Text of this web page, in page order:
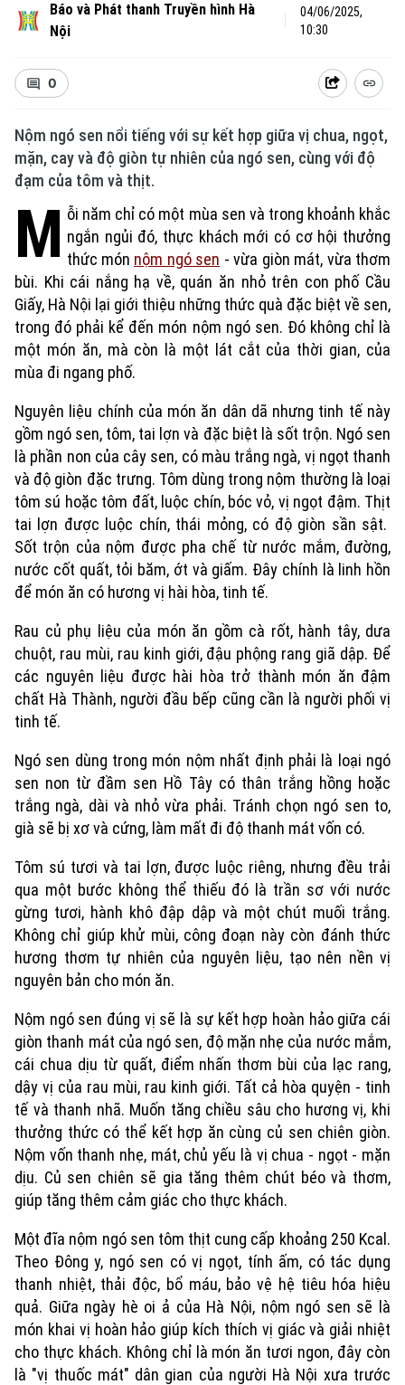
Xu hướng
Báo và Phát thanh Truyền hình Hà
Nội
04/06/2025,
10:30
0
Nộm ngó sen nổi tiếng với sự kết hợp giữa vị chua, ngọt,
mặn, cay và độ giòn tự nhiên của ngó sen, cùng với độ
đạm của tôm và thịt.
M ỗi năm chỉ có một mùa sen và trong khoảnh khắc
ngắn ngủi đó, thực khách mới có cơ hội thưởng
thức món nộm ngó sen - vừa giòn mát, vừa thơm
bùi. Khi cái nắng hạ về, quán ăn nhỏ trên con phố Cầu
Giấy, Hà Nội lại giới thiệu những thức quà đặc biệt về sen,
trong đó phải kể đến món nộm ngó sen. Đó không chỉ là
một món ăn, mà còn là một lát cắt của thời gian, của
mùa đi ngang phố.
Nguyên liệu chính của món ăn dân dã nhưng tinh tế này
gồm ngó sen, tôm, tai lợn và đặc biệt là sốt trộn. Ngó sen
là phần non của cây sen, có màu trắng ngà, vị ngọt thanh
và độ giòn đặc trưng. Tôm dùng trong nộm thường là loại
tôm sú hoặc tôm đất, luộc chín, bóc vỏ, vị ngọt đậm. Thịt
tai lợn được luộc chín, thái mỏng, có độ giòn sần sật.
Sốt trộn của nộm được pha chế từ nước mắm, đường,
nước cốt quất, tỏi băm, ớt và giấm. Đây chính là linh hồn
để món ăn có hương vị hài hòa, tinh tế.
Rau củ phụ liệu của món ăn gồm cà rốt, hành tây, dưa
chuột, rau mùi, rau kinh giới, đậu phộng rang giã dập. Để
các nguyên liệu được hài hòa trở thành món ăn đậm
chất Hà Thành, người đầu bếp cũng cần là người phối vị
tinh tế.
Ngó sen dùng trong món nộm nhất định phải là loại ngó
sen non từ đầm sen Hồ Tây có thân trắng hồng hoặc
trắng ngà, dài và nhỏ vừa phải. Tránh chọn ngó sen to,
già sẽ bị xơ và cứng, làm mất đi độ thanh mát vốn có.
Tôm sú tươi và tai lợn, được luộc riêng, nhưng đều trải
qua một bước không thể thiếu đó là trần sơ với nước
gừng tươi, hành khô đập dập và một chút muối trắng.
Không chỉ giúp khử mùi, công đoạn này còn đánh thức
hương thơm tự nhiên của nguyên liệu, tạo nên nền vị
nguyên bản cho món ăn.
Nộm ngó sen đúng vị sẽ là sự kết hợp hoàn hảo giữa cái
giòn thanh mát của ngó sen, độ mặn nhẹ của nước mắm,
cái chua dịu từ quất, điểm nhấn thơm bùi của lạc rang,
dậy vị của rau mùi, rau kinh giới. Tất cả hòa quyện - tinh
tế và thanh nhã. Muốn tăng chiều sâu cho hương vị, khi
thưởng thức có thể kết hợp ăn cùng củ sen chiên giòn.
Nộm vốn thanh nhẹ, mát, chủ yếu là vị chua - ngọt - mặn
dịu. Củ sen chiên sẽ gia tăng thêm chút béo và thơm,
giúp tăng thêm cảm giác cho thực khách.
Một đĩa nộm ngó sen tôm thịt cung cấp khoảng 250 Kcal.
Theo Đông y, ngó sen có vị ngọt, tính ấm, có tác dụng
thanh nhiệt, thải độc, bổ máu, bảo vệ hệ tiêu hóa hiệu
quả. Giữa ngày hè oi ả của Hà Nội, nộm ngó sen sẽ là
món khai vị hoàn hảo giúp kích thích vị giác và giải nhiệt
cho thực khách. Không chỉ là món ăn tươi ngon, đây còn
là "vị thuốc mát" dân gian của người Hà Nội xưa trước